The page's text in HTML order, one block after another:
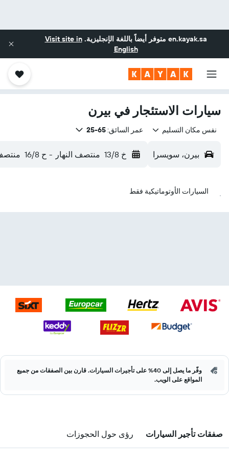
en.kayak.sa متوفر أيضاً باللغة الإنجليزية.Visit site in
English
سيارات الاستئجار في بيرن
نفس مكان التسليم عمر السائق:65-25
بيرن، سويسرا خ 13/8 منتصف النهار - ح 16/8
السيارات الأوتوماتيكية فقط
وفّر ما يصل إلى 40% على تأجيرات السيارات. قارن بين الصفقات من جميع
المواقع على الويب.
صفقات تأجير السيارات رؤى حول الحجوزات